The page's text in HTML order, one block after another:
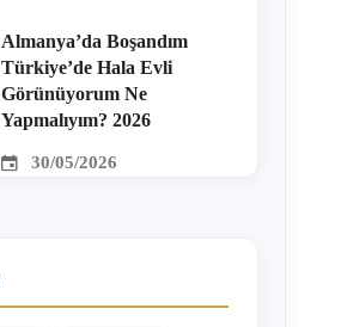
Almanya’da Boşandım
Türkiye’de Hala Evli
Görünüyorum Ne
Yapmalıyım? 2026
30/05/2026